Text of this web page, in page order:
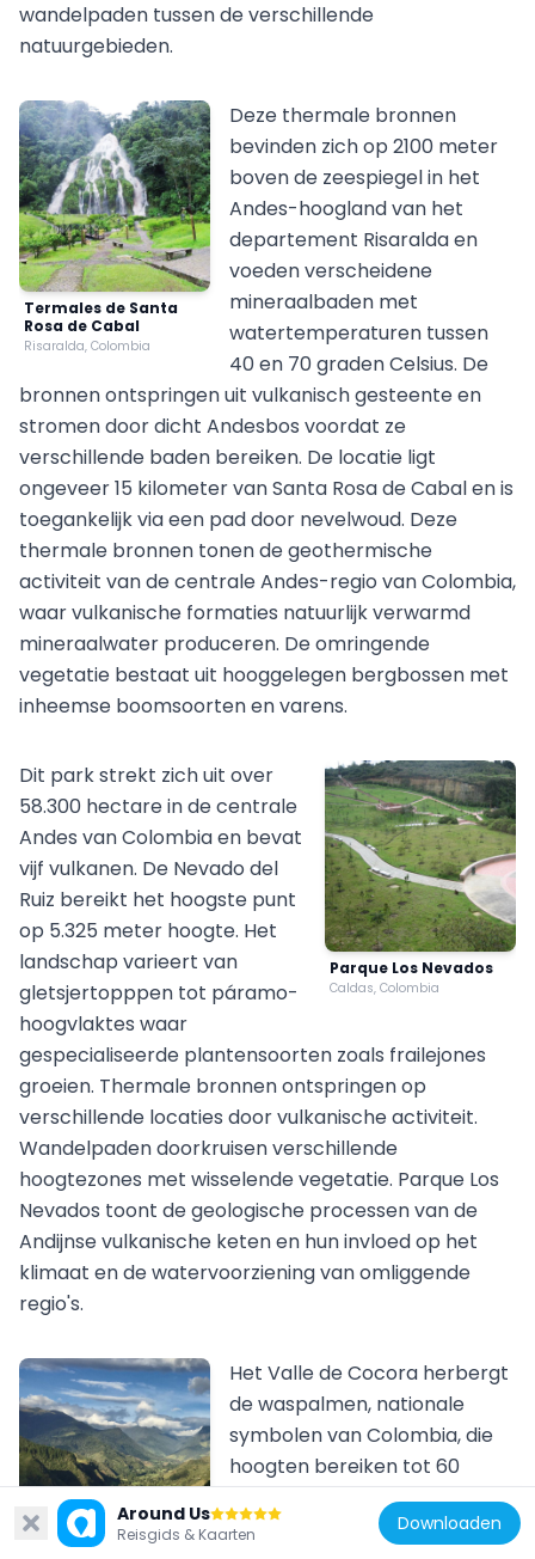
Barichara
44.2k
wandelpaden tussen de verschillende
natuurgebieden.
Termales de Santa
Rosa de Cabal
Risaralda, Colombia
Deze thermale bronnen
bevinden zich op 2100 meter
boven de zeespiegel in het
Andes-hoogland van het
departement Risaralda en
voeden verscheidene
mineraalbaden met
watertemperaturen tussen
40 en 70 graden Celsius. De
bronnen ontspringen uit vulkanisch gesteente en
stromen door dicht Andesbos voordat ze
verschillende baden bereiken. De locatie ligt
ongeveer 15 kilometer van Santa Rosa de Cabal en is
toegankelijk via een pad door nevelwoud. Deze
thermale bronnen tonen de geothermische
activiteit van de centrale Andes-regio van Colombia,
waar vulkanische formaties natuurlijk verwarmd
mineraalwater produceren. De omringende
vegetatie bestaat uit hooggelegen bergbossen met
inheemse boomsoorten en varens.
Parque Los Nevados
Caldas, Colombia
Dit park strekt zich uit over
58.300 hectare in de centrale
Andes van Colombia en bevat
vijf vulkanen. De Nevado del
Ruiz bereikt het hoogste punt
op 5.325 meter hoogte. Het
landschap varieert van
gletsjertopppen tot páramo-
hoogvlaktes waar
gespecialiseerde plantensoorten zoals frailejones
groeien. Thermale bronnen ontspringen op
verschillende locaties door vulkanische activiteit.
Wandelpaden doorkruisen verschillende
hoogtezones met wisselende vegetatie. Parque Los
Nevados toont de geologische processen van de
Andijnse vulkanische keten en hun invloed op het
klimaat en de watervoorziening van omliggende
regio's.
Het Valle de Cocora herbergt
de waspalmen, nationale
symbolen van Colombia, die
hoogten bereiken tot 60
meter. Dit dal ligt in de
kaffiezone van de
Around Us
Reisgids & Kaarten Downloaden